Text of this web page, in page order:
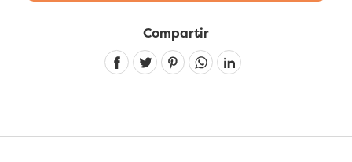
Compartir
Linkedin